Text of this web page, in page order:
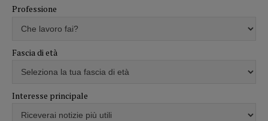
Professione
Fascia di età
Interesse principale